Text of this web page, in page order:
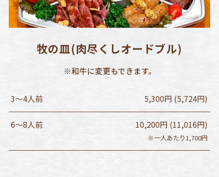
牧の皿(肉尽くしオードブル)
※和牛に変更もできます。
3〜4人前 5,300円 (5,724円)
6〜8人前 10,200円 (11,016円)
※一人あたり1,700円